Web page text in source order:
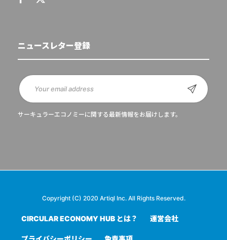
ニュースレター登録
サーキュラーエコノミーに関する最新情報をお届けします。
Copyright (C) 2020 Artiql Inc. All Rights Reserved.
CIRCULAR ECONOMY HUB とは？ 運営会社